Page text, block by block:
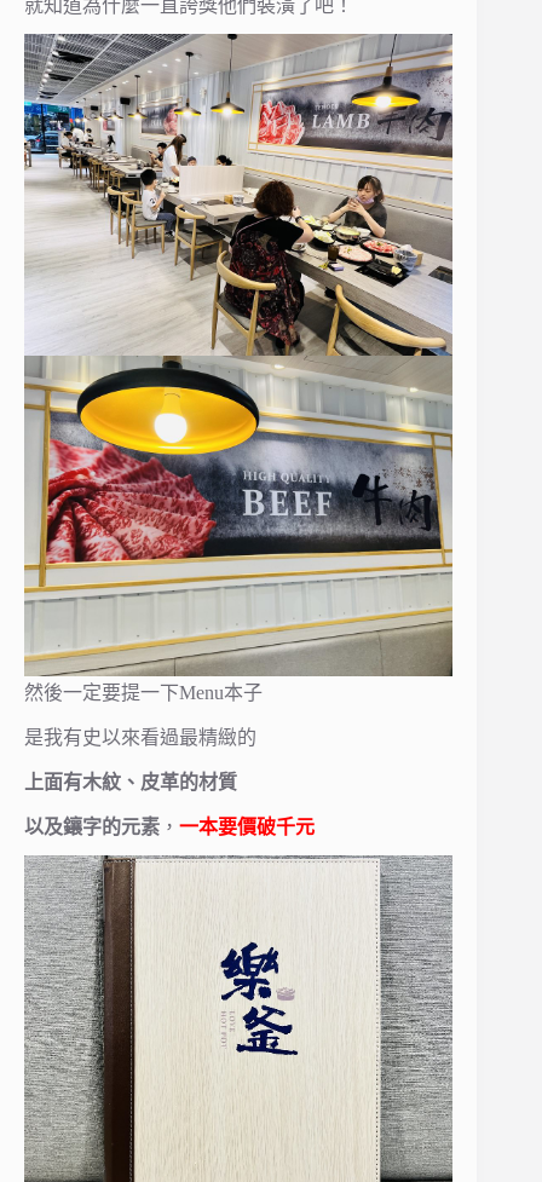
就知道為什麼一直誇獎他們裝潢了吧！
然後一定要提一下Menu本子
是我有史以來看過最精緻的
上面有木紋、皮革的材質
以及鑲字的元素 ， 一本要價破千元